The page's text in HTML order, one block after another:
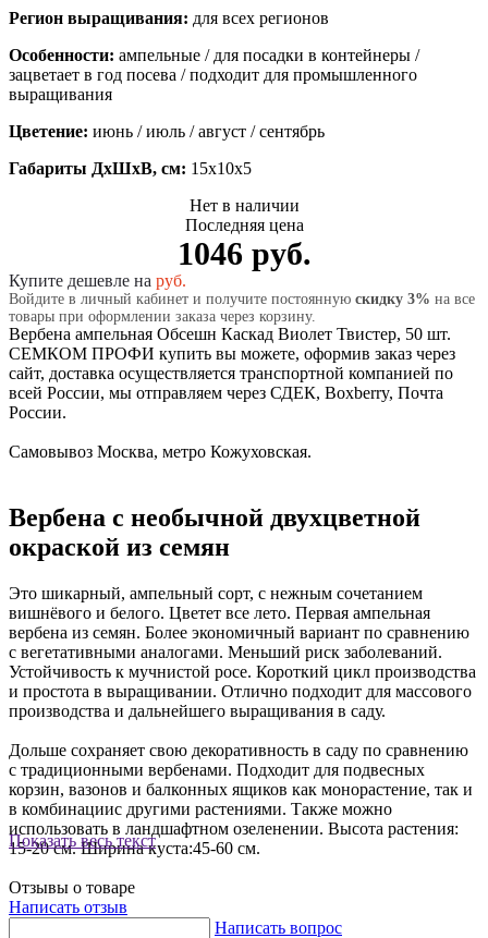
Регион выращивания: для всех регионов
Особенности: ампельные / для посадки в контейнеры /
зацветает в год посева / подходит для промышленного
выращивания
Цветение: июнь / июль / август / сентябрь
Габариты ДхШхВ, см: 15x10x5
Нет в наличии
Последняя цена
1046 руб.
Купите дешевле на руб.
Войдите в личный кабинет и получите постоянную скидку 3% на все
товары при оформлении заказа через корзину.
Вербена ампельная Обсешн Каскад Виолет Твистер, 50 шт.
СЕМКОМ ПРОФИ купить вы можете, оформив заказ через
сайт, доставка осуществляется транспортной компанией по
всей России, мы отправляем через СДЕК, Boxberry, Почта
России.
Показать весь текст
Самовывоз Москва, метро Кожуховская.
Вербена с необычной двухцветной
окраской из семян
Это шикарный, ампельный сорт, с нежным сочетанием
вишнёвого и белого. Цветет все лето. Первая ампельная
вербена из семян. Более экономичный вариант по сравнению
с вегетативными аналогами. Меньший риск заболеваний.
Устойчивость к мучнистой росе. Короткий цикл производства
и простота в выращивании. Отлично подходит для массового
производства и дальнейшего выращивания в саду.
Дольше сохраняет свою декоративность в саду по сравнению
с традиционными вербенами. Подходит для подвесных
корзин, вазонов и балконных ящиков как монорастение, так и
в комбинациис другими растениями. Также можно
использовать в ландшафтном озеленении. Высота растения:
15-20 см. Ширина куста:45-60 см.
Отзывы о товаре
Написать отзыв
Написать вопрос